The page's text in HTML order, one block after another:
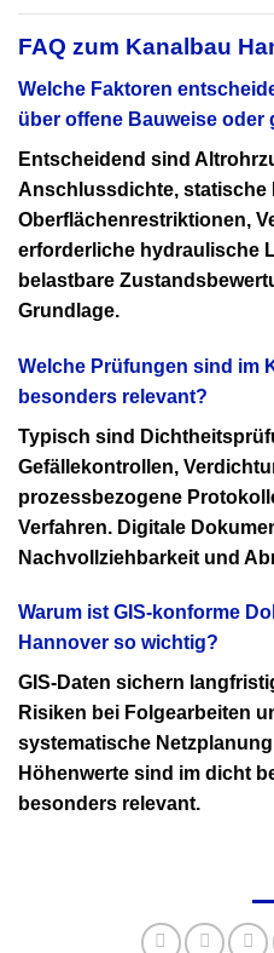
FAQ zum Kanalbau
Welche Faktoren
über offene Bauweise oder
Entscheidend sind
Anschlussdichte, statische
Oberflächenrestriktionen,
erforderliche hydraulische
belastbare
Grundlage.
Welche Prüfungen sind im
besonders relevant?
Typisch sind
Gefällekontrollen,
prozessbezogene
Verfahren. Digitale
Nachvollziehbarkeit und
Warum ist GIS-konforme
Hannover so wichtig?
GIS-Daten sichern
Risiken bei Folgearbeiten
systematische
Höhenwerte sind im dicht
besonders relevant.